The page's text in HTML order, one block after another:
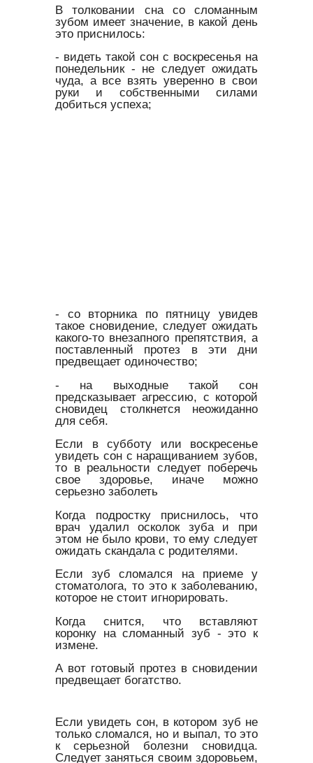
В толковании сна со сломанным
зубом имеет значение, в какой день
это приснилось:
- видеть такой сон с воскресенья на
понедельник - не следует ожидать
чуда, а все взять уверенно в свои
руки и собственными силами
добиться успеха;
- со вторника по пятницу увидев
такое сновидение, следует ожидать
какого-то внезапного препятствия, а
поставленный протез в эти дни
предвещает одиночество;
- на выходные такой сон
предсказывает агрессию, с которой
сновидец столкнется неожиданно
для себя.
Если в субботу или воскресенье
увидеть сон с наращиванием зубов,
то в реальности следует поберечь
свое здоровье, иначе можно
серьезно заболеть
Когда подростку приснилось, что
врач удалил осколок зуба и при
этом не было крови, то ему следует
ожидать скандала с родителями.
Если зуб сломался на приеме у
стоматолога, то это к заболеванию,
которое не стоит игнорировать.
Когда снится, что вставляют
коронку на сломанный зуб - это к
измене.
А вот готовый протез в сновидении
предвещает богатство.
Если увидеть сон, в котором зуб не
только сломался, но и выпал, то это
к серьезной болезни сновидца.
Следует заняться своим здоровьем,